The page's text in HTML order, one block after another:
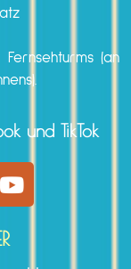
(an
und TikTok